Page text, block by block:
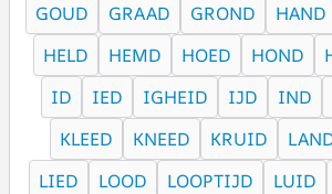
GOUD
GRAAD GROND HAND
HELD
HEMD HOED HOND
ID
IED IGHEID IJD IND
KLEED
KNEED KRUID
LIED
LOOD LOOPTIJD LUID